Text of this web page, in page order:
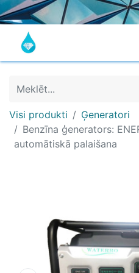
Visi produkti
Ģeneratori
Benzīna ģenerators:
automātiskā palaišana